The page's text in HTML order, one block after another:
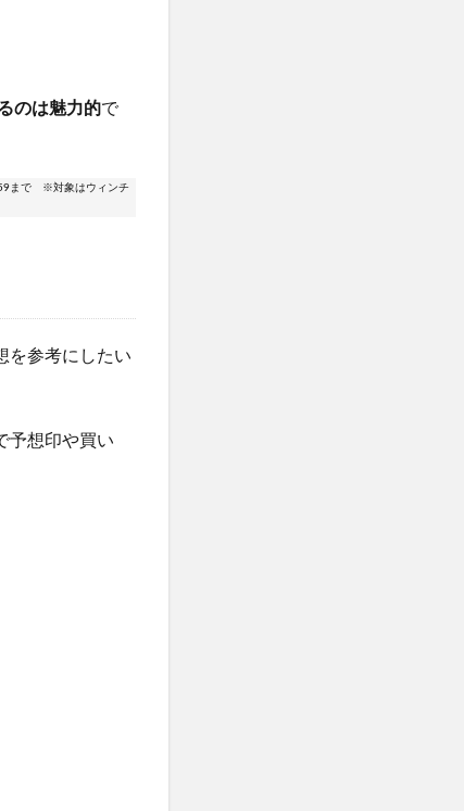
のは魅力的で
まで ※対象はウィンチ
を参考にしたい
予想印や買い